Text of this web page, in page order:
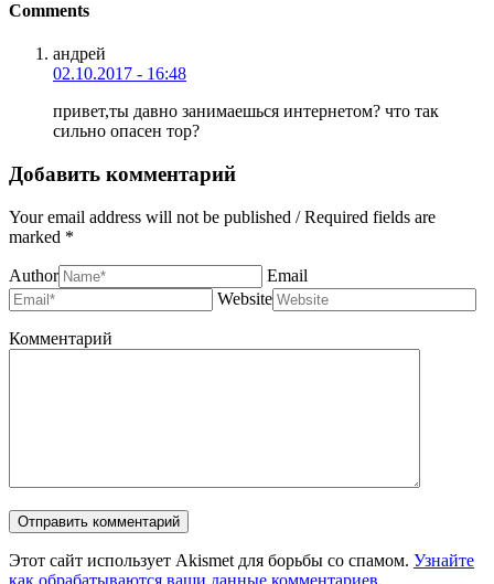
Comments
андрей
02.10.2017 - 16:48
привет,ты давно занимаешься интернетом? что так
сильно опасен тор?
Добавить комментарий
Your email address will not be published / Required fields are
marked *
Author
Email
Website
Комментарий
Этот сайт использует Akismet для борьбы со спамом. Узнайте
как обрабатываются ваши данные комментариев.